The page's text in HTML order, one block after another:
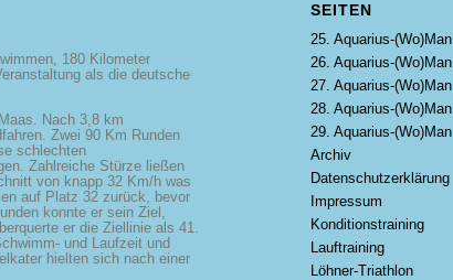
180 Kilometer
als die deutsche
Nach 3,8 km
Zwei 90 Km Runden
schlechten
Zahlreiche Stürze ließen
von knapp 32 Km/h was
auf Platz 32 zurück, bevor
konnte er sein Ziel,
er die Ziellinie als 41.
und Laufzeit und
hielten sich nach einer
SEITEN
25. Aquarius-(Wo)Man
26. Aquarius-(Wo)Man
27. Aquarius-(Wo)Man
28. Aquarius-(Wo)Man
29. Aquarius-(Wo)Man
Archiv
Datenschutzerklärung
Impressum
Konditionstraining
Lauftraining
Löhner-Triathlon